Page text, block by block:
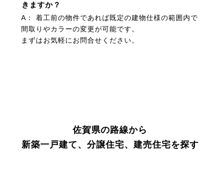
きますか？
A： 着工前の物件であれば既定の建物仕様の範囲内で
間取りやカラーの変更が可能です。
まずはお気軽にお問合せください。
佐賀県の路線から
新築一戸建て、分譲住宅、建売住宅を探す